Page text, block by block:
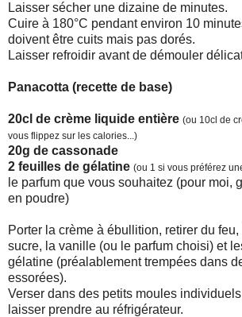
Laisser sécher une dizaine de minutes.
Cuire à 180°C pendant environ 10
doivent être cuits mais pas dorés.
Laisser refroidir avant de démouler
Panacotta (recette de base)
20cl de crème liquide entière (ou 10cl de
vous flippez sur les calories...)
20g de cassonade
2 feuilles de gélatine (ou 1 si vous préférez
le parfum que vous souhaitez (pour moi,
en poudre)
Porter la crème à ébullition, retirer du
sucre, la vanille (ou le parfum choisi) et
gélatine (préalablement trempées dans
essorées).
Verser dans des petits moules
laisser prendre au réfrigérateur.